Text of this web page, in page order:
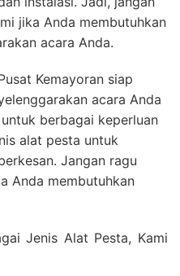
jika Anda membutuhkan
acara Anda.
Kemayoran siap
acara Anda
berbagai keperluan
alat pesta untuk
Jangan ragu
Anda membutuhkan
Jenis Alat Pesta, Kami